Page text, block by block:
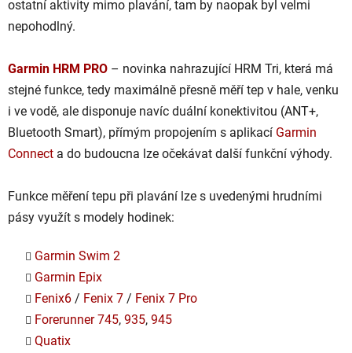
ostatní aktivity mimo plavání, tam by naopak byl velmi
nepohodlný.
Garmin HRM PRO – novinka nahrazující HRM Tri, která má
stejné funkce, tedy maximálně přesně měří tep v hale, venku
i ve vodě, ale disponuje navíc duální konektivitou (ANT+,
Bluetooth Smart), přímým propojením s aplikací Garmin
Connect a do budoucna lze očekávat další funkční výhody.
Funkce měření tepu při plavání lze s uvedenými hrudními
pásy využít s modely hodinek:
Garmin Swim 2
Garmin Epix
Fenix6 / Fenix 7 / Fenix 7 Pro
Forerunner 745, 935, 945
Quatix